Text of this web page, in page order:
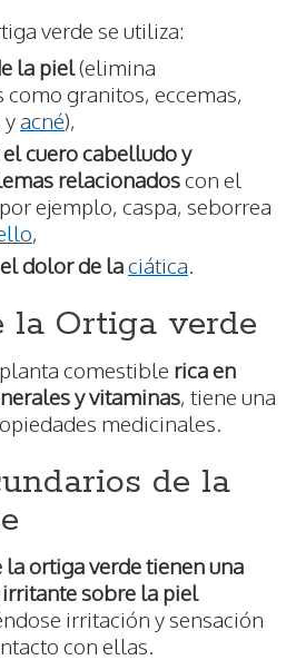
verde se utiliza:
la piel(elimina
granitos, eccemas,
yacné),
cuero cabelludo y
relacionadoscon el
ejemplo, caspa, seborrea
,
dolor de laciática.
la Ortiga verde
comestible rica en
y vitaminas, tiene una
medicinales.
de la
la ortiga verde tienen una
sobre la piel
irritación y sensación
con ellas.